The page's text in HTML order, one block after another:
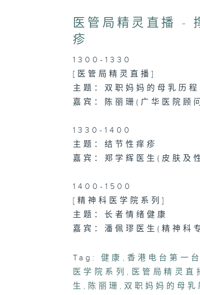
37
minutes,
31
seconds
医管局精灵直播 -
疹
1300-1330
[医管局精灵直播]
主题：双职妈妈的母乳历程
嘉宾：陈丽珊(广华医院顾
1330-1400
主题：结节性痒疹
嘉宾：郑学辉医生(皮肤及
1400-1500
[精神科医学院系列]
主题：长者情绪健康
嘉宾：潘佩璆医生(精神科
Tag: 健康 , 香港电台第一台
医学院系列 , 医管局精灵直
生 , 陈丽珊 , 双职妈妈的母乳